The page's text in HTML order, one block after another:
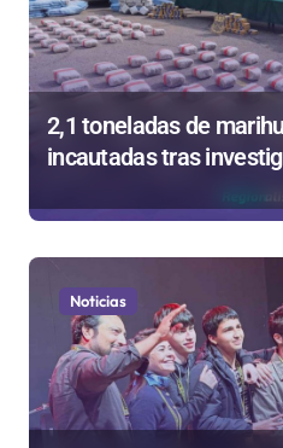
2,1 toneladas de
incautadas tras
Noticias